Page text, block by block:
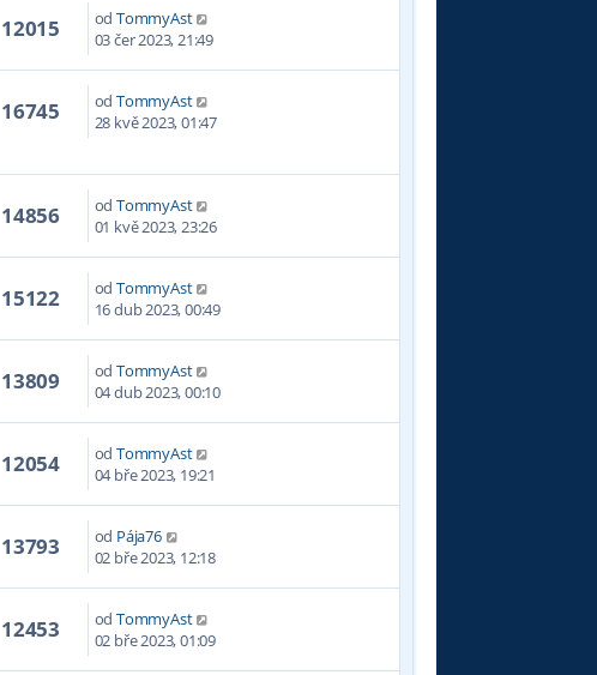
12015 od TommyAst
03 čer 2023, 21:49
16745 od TommyAst
28 kvě 2023, 01:47
14856 od TommyAst
01 kvě 2023, 23:26
15122 od TommyAst
16 dub 2023, 00:49
13809 od TommyAst
04 dub 2023, 00:10
12054 od TommyAst
04 bře 2023, 19:21
13793 od Pája76
02 bře 2023, 12:18
12453 od TommyAst
02 bře 2023, 01:09